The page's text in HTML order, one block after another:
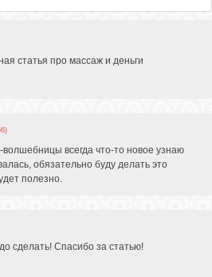
статья про массаж и деньги
всегда что-то новое узнаю
обязательно буду делать это
полезно.
сделать! Спасибо за статью!